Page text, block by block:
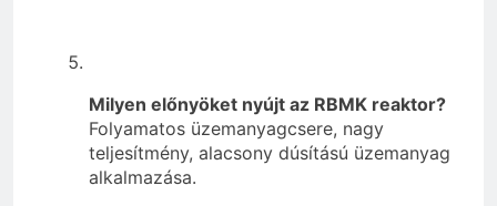
Milyen előnyöket nyújt az RBMK reaktor?
Folyamatos üzemanyagcsere, nagy
teljesítmény, alacsony dúsítású üzemanyag
alkalmazása.